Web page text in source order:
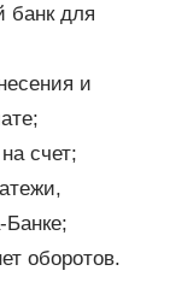
банк для
и
счет;
оборотов.